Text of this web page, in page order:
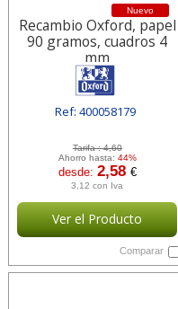
Nuevo
Recambio Oxford, papel
90 gramos, cuadros 4
mm
Ref: 400058179
Tarifa :4,60
Ahorro hasta: 44%
desde: 2,58 €
3,12 con Iva
Ver el Producto
Comparar